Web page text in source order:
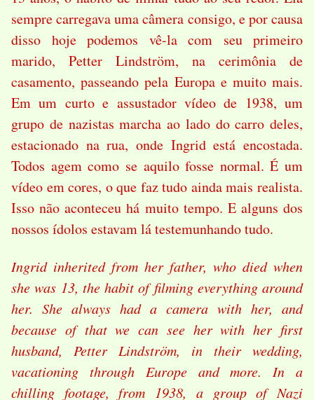
sempre carregava uma câmera consigo, e por causa
disso hoje podemos vê-la com seu primeiro
marido, Petter Lindström, na cerimônia de
casamento, passeando pela Europa e muito mais.
Em um curto e assustador vídeo de 1938, um
grupo de nazistas marcha ao lado do carro deles,
estacionado na rua, onde Ingrid está encostada.
Todos agem como se aquilo fosse normal. É um
vídeo em cores, o que faz tudo ainda mais realista.
Isso não aconteceu há muito tempo. E alguns dos
nossos ídolos estavam lá testemunhando tudo.
Ingrid inherited from her father, who died when
she was 13, the habit of filming everything around
her. She always had a camera with her, and
because of that we can see her with her first
husband, Petter Lindström, in their wedding,
vacationing through Europe and more. In a
chilling footage, from 1938, a group of Nazi